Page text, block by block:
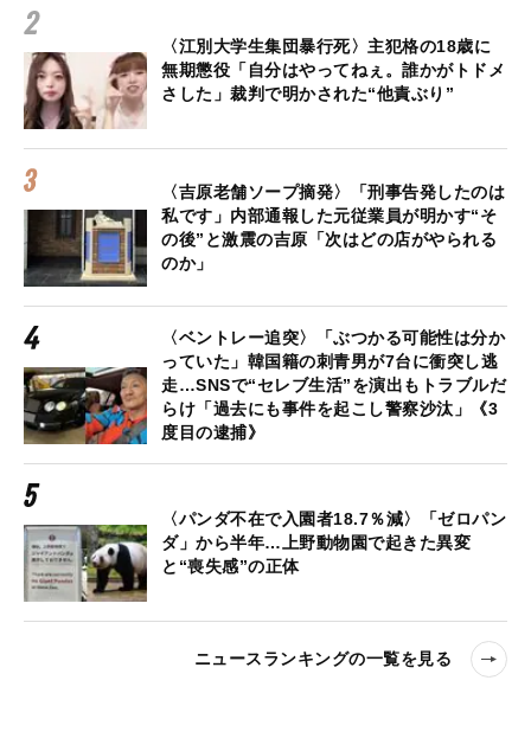
〈江別大学生集団暴行死〉主犯格の18歳に
無期懲役「自分はやってねぇ。誰かがトドメ
さした」裁判で明かされた“他責ぶり”
〈吉原老舗ソープ摘発〉「刑事告発したのは
私です」内部通報した元従業員が明かす“そ
の後”と激震の吉原「次はどの店がやられる
のか」
〈ベントレー追突〉「ぶつかる可能性は分か
っていた」韓国籍の刺青男が7台に衝突し逃
走…SNSで“セレブ生活”を演出もトラブルだ
らけ「過去にも事件を起こし警察沙汰」《3
度目の逮捕》
〈パンダ不在で入園者18.7％減〉「ゼロパン
ダ」から半年…上野動物園で起きた異変
と“喪失感”の正体
ニュースランキングの一覧を見る